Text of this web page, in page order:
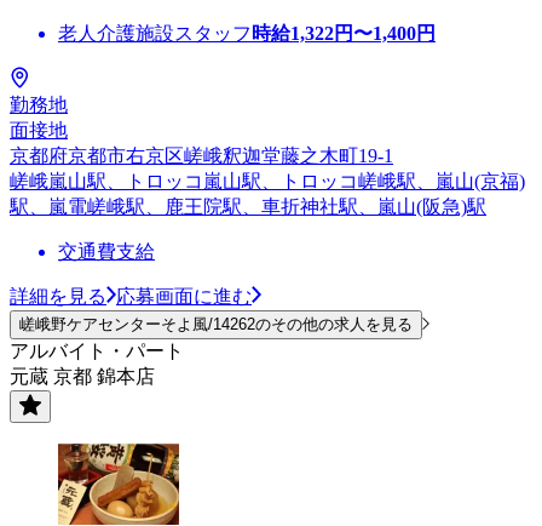
老人介護施設スタッフ 時給1,322円〜1,400円
勤務地
面接地
京都府京都市右京区嵯峨釈迦堂藤之木町19-1
嵯峨嵐山駅、トロッコ嵐山駅、トロッコ嵯峨駅、嵐山(京福)
駅、嵐電嵯峨駅、鹿王院駅、車折神社駅、嵐山(阪急)駅
交通費支給
詳細を見る 応募画面に進む
嵯峨野ケアセンターそよ風/14262のその他の求人を見る
アルバイト・パート
元蔵 京都 錦本店